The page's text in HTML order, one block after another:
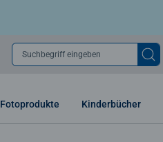
Suchbegriff eingeben
Fotoprodukte Kinderbücher